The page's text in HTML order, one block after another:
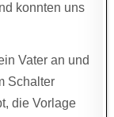
konnten uns
Vater an und
Schalter
die Vorlage